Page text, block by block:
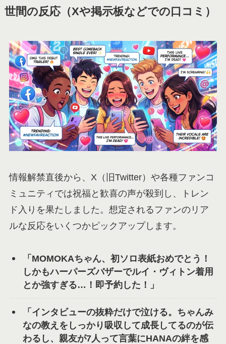
世間の反応（Xや掲示板などでの口コミ）
情報解禁直後から、X（旧Twitter）や各種ファンコ
ミュニティでは祝福と歓喜の声が殺到し、トレン
ド入りを果たしました。想定されるファンのリア
ルな反応をいくつかピックアップします。
「MOMOKAちゃん、初ソロ表紙おめでとう！
しかもハーパーズバザーでルイ・ヴィトン着用
とか強すぎる…！即予約した！」
「インタビューの抜粋だけで泣ける。ちゃんみ
なの教えをしっかり吸収して成長してるのが伝
わるし、親友が7人って言葉にHANAの絆を感